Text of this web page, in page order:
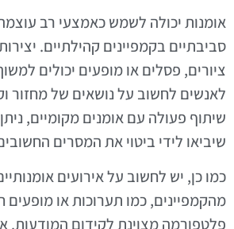
אומנות יכולה לשמש כאמצעי רב
סביבתיים בקמפיינים קהילתיים.
ציורים, פסלים או מופעים יכולים
לאנשים לחשוב על נושאים של מחזור
שיתוף פעולה עם אומנים מקומיים, ניתן
שיביאו לידי ביטוי את המסרים
כמו כן, יש לחשוב על אירועים
מהקמפיינים, כמו תערוכות או מופעים
פלטפורמה מצוינת לקידום המודעות.